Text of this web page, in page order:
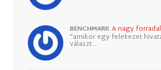
BENCHMARK A nagy
"amikor egy felekezet
választ…